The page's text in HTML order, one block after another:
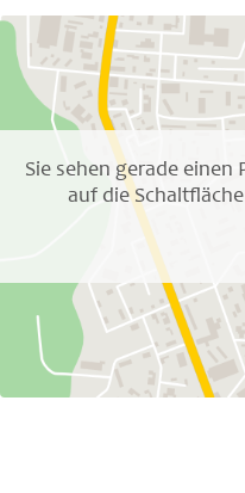
Sie sehen gerade
auf die